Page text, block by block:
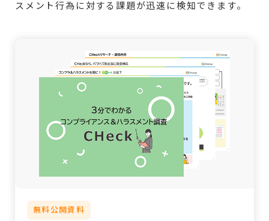
スメント行為に対する課題が迅速に検知できます。
無料公開資料